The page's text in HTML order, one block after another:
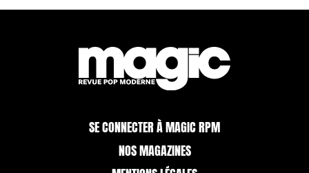
SE CONNECTER À MAGIC RPM
NOS MAGAZINES